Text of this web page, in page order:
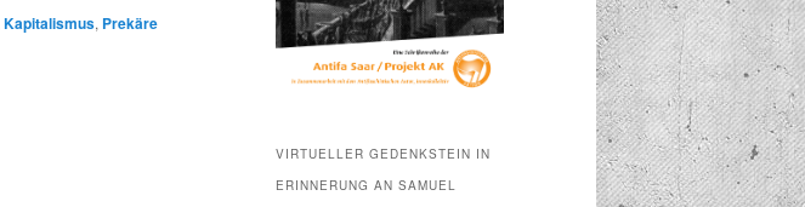
Kapitalismus, Prekäre
VIRTUELLER GEDENKSTEIN IN
ERINNERUNG AN SAMUEL